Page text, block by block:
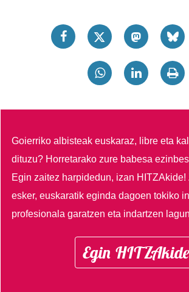
Goierriko albisteak euskaraz, libre eta
dituzu? Horretarako zure babesa
Egin zaitez harpidedun, izan HITZAkide!
esker, euskaratik eginda dagoen tokiko
profesionala garatzen eta indartzen
Egin HITZAkide